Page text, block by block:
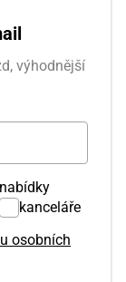
výhodnější
kanceláře
osobních